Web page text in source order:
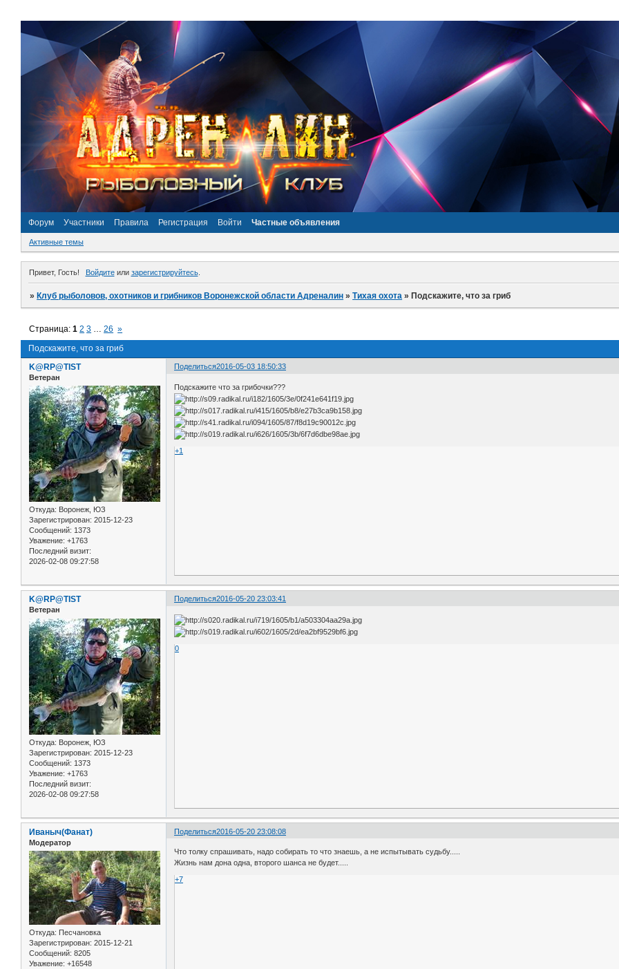
Форум Участники Правила Регистрация Войти Частные объявления
Активные темы
Привет, Гость! Войдитеили зарегистрируйтесь.
» Клуб рыболовов, охотников и грибников Воронежской области Адреналин »Тихая охота » Подскажите, что за гриб
Подскажите, что за гриб
Страница:1 2 3 … 26 »
Поделиться2016-05-03 18:50:33
K@RP@TIST
Ветеран
Откуда: Воронеж, ЮЗ
Зарегистрирован: 2015-12-23
Сообщений: 1373
Уважение: +1763
Последний визит:
2026-02-08 09:27:58
Подскажите что за грибочки???
+1
Поделиться2016-05-20 23:03:41
K@RP@TIST
Ветеран
Откуда: Воронеж, ЮЗ
Зарегистрирован: 2015-12-23
Сообщений: 1373
Уважение: +1763
Последний визит:
2026-02-08 09:27:58
0
Поделиться2016-05-20 23:08:08
Иваныч(Фанат)
Модератор
Откуда: Песчановка
Зарегистрирован: 2015-12-21
Сообщений: 8205
Уважение: +16548
Что толку спрашивать, надо собирать то что знаешь, а не испытывать судьбу.....
Жизнь нам дона одна, второго шанса не будет.....
+7